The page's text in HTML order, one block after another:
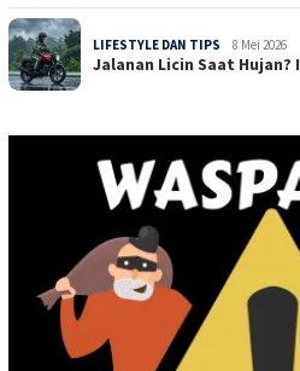
LIFESTYLE DAN TIPS 8 Mei 2026
Jalanan Licin Saat